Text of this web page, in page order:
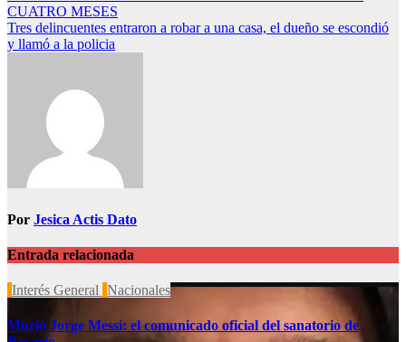
de
entradas
CUATRO MESES
Tres delincuentes entraron a robar a una casa, el dueño se escondió
y llamó a la policia
Por Jesica Actis Dato
Entrada relacionada
Interés General Nacionales
Murió Jorge Messi: el comunicado oficial del sanatorio de